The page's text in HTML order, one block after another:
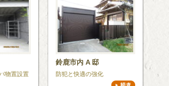
物置設置
鈴鹿市内 A 邸
防犯と快適の強化